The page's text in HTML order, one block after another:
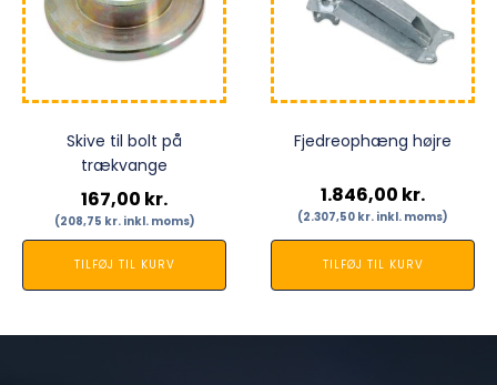
Skive til bolt på
trækvange
167,00 kr.
(208,75 kr.inkl. moms)
TILFØJ TIL KURV
Fjedreophæng højre
1.846,00 kr.
(2.307,50 kr. inkl. moms)
TILFØJ TIL KURV